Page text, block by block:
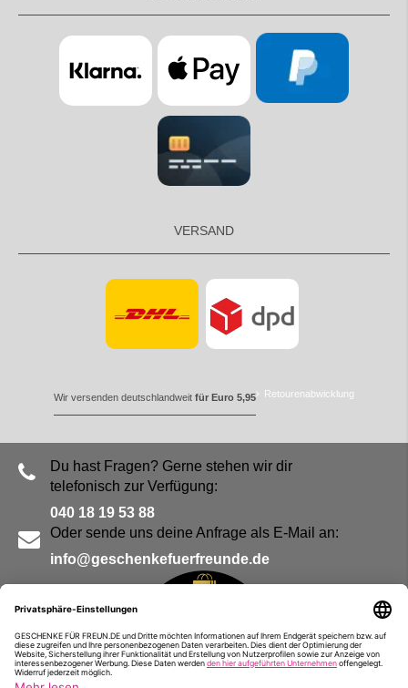
VERSAND
Wir versenden deutschlandweit für Euro 5,95 Retourenabwicklung
Du hast Fragen? Gerne stehen wir dir
telefonisch zur Verfügung:
040 18 19 53 88
Oder sende uns deine Anfrage als E-Mail an:
info@geschenkefuerfreunde.de